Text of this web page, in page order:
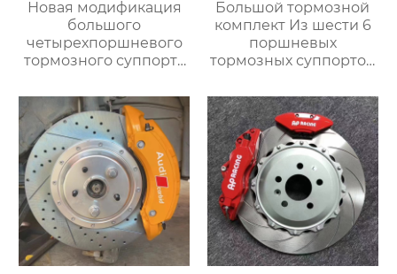
Новая модификация
большого
четырехпоршневого
тормозного суппорта
любой модели с 16-
дюймовыми
колесными дисками
Большой тормозной
комплект Из шести 6
поршневых
тормозных суппортов
поршневой
модифицированный
гоночный тормозной
суппорт C63